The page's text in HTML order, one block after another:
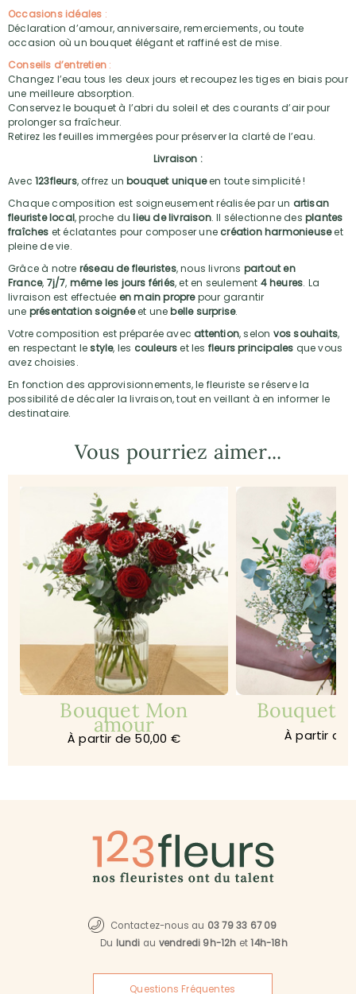
Occasions idéales :
Déclaration d’amour, anniversaire, remerciements, ou toute
occasion où un bouquet élégant et raffiné est de mise.
Conseils d’entretien :
Changez l’eau tous les deux jours et recoupez les tiges en biais pour
une meilleure absorption.
Conservez le bouquet à l’abri du soleil et des courants d’air pour
prolonger sa fraîcheur.
Retirez les feuilles immergées pour préserver la clarté de l’eau.
Livraison :
Avec 123fleurs, offrez unbouquet uniqueen toute simplicité !
Chaque composition est soigneusement réalisée par un artisan
fleuriste local, proche dulieu de livraison. Il sélectionne desplantes
fraîches et éclatantes pour composer une création harmonieuseet
pleine de vie.
Grâce à notre réseau de fleuristes, nous livrons partout en
France, 7j/7, même les jours fériés, et en seulement 4 heures. La
livraison est effectuée en main proprepour garantir
une présentation soignéeet unebelle surprise.
Votre composition est préparée avec attention, selon vos souhaits,
en respectant lestyle, les couleurset les fleurs principales que vous
avez choisies.
En fonction des approvisionnements, le fleuriste se réserve la
possibilité de décaler la livraison, tout en veillant à en informer le
destinataire.
Vous pourriez aimer...
Bouquet Mon
amour
À partir de 50,00 €
Bouquet
À partir de
Contactez-nous au 03 79 33 67 09
Du lundi au vendredi 9h-12h et14h-18h
Questions Fréquentes